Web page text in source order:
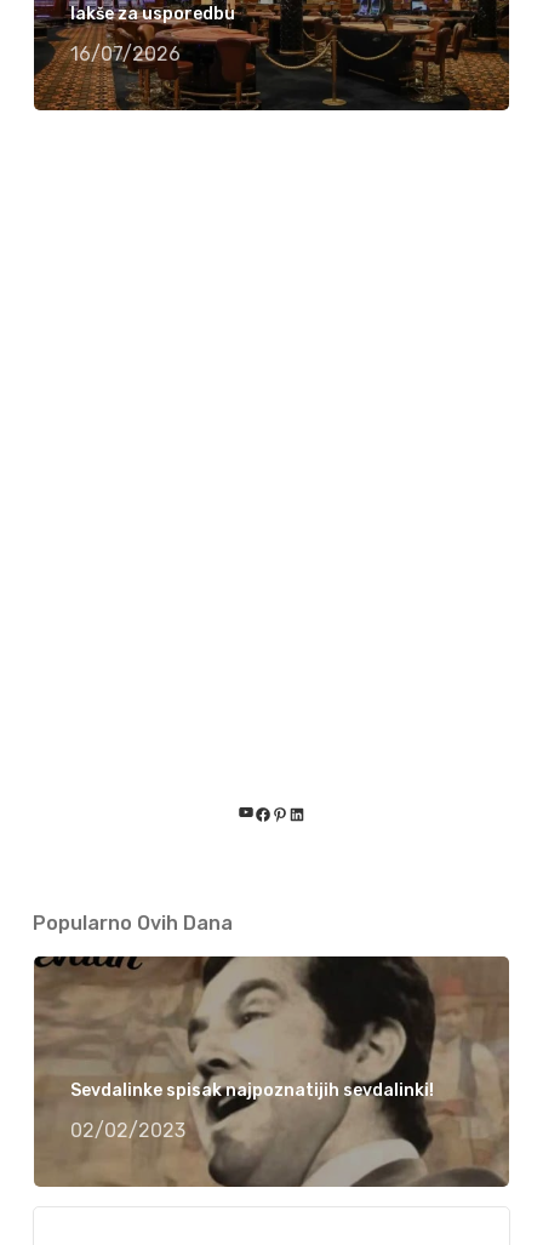
lakše za usporedbu
16/07/2026
YouTube
Facebook
Pinterest
LinkedIn
Popularno Ovih Dana
Sevdalinke spisak najpoznatijih sevdalinki!
02/02/2023